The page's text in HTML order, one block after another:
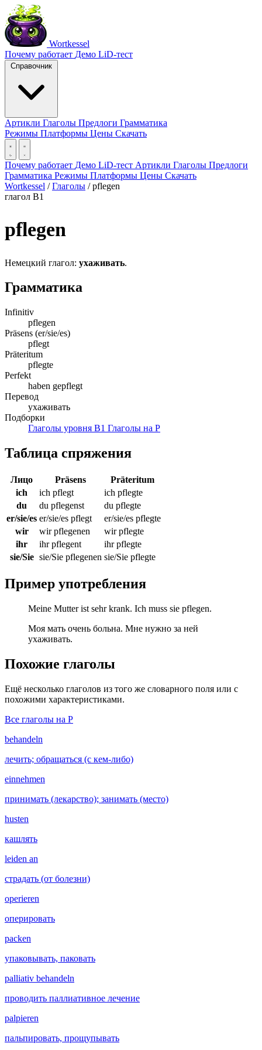
Wortkessel
Почему работает Демо LiD-тест
Справочник
Артикли Глаголы Предлоги Грамматика
Режимы Платформы Цены Скачать
Почему работает Демо LiD-тест Артикли Глаголы Предлоги
Грамматика Режимы Платформы Цены Скачать
Wortkessel / Глаголы / pflegen
глагол B1
pflegen
Немецкий глагол: ухаживать.
Грамматика
Infinitiv
pflegen
Präsens (er/sie/es)
pflegt
Präteritum
pflegte
Perfekt
haben gepflegt
Перевод
ухаживать
Подборки
Глаголы уровня B1 Глаголы на P
Таблица спряжения
Лицо Präsens
Präteritum
ich
ich pflegt
ich pflegte
du
du pflegenst
du pflegte
er/sie/es er/sie/es pflegt
er/sie/es pflegte
wir
wir pflegenen
wir pflegte
ihr
ihr pflegent
ihr pflegte
sie/Sie sie/Sie pflegenen sie/Sie pflegte
Пример употребления
Meine Mutter ist sehr krank. Ich muss sie pflegen.
Моя мать очень больна. Мне нужно за ней
ухаживать.
Похожие глаголы
Ещё несколько глаголов из того же словарного поля или с
похожими характеристиками.
Все глаголы на P
behandeln
лечить; обращаться (с кем-либо)
einnehmen
принимать (лекарство); занимать (место)
husten
кашлять
leiden an
страдать (от болезни)
operieren
оперировать
packen
упаковывать, паковать
palliativ behandeln
проводить паллиативное лечение
palpieren
пальпировать, прощупывать